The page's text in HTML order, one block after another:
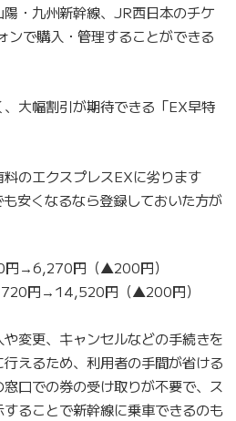
・九州新幹線、JR西日本のチケ
ンで購入・管理することができる
大幅割引が期待できる「EX早特
のエクスプレスEXに劣ります
安くなるなら登録しておいた方が
→6,270円（▲200円）
円→14,520円（▲200円）
変更、キャンセルなどの手続きを
えるため、利用者の手間が省ける
口での券の受け取りが不要で、ス
ることで新幹線に乗車できるのも